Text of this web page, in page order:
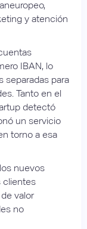
y atención
IBAN, lo
separadas para
Tanto en el
detectó
un servicio
torno a esa
nuevos
clientes
valor
no